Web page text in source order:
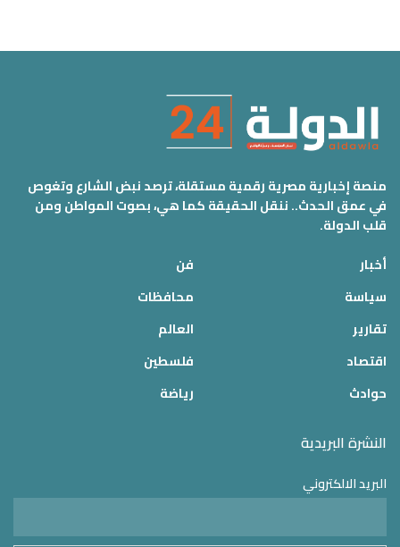
منصة إخبارية مصرية رقمية مستقلة، ترصد نبض الشارع وتغوص
في عمق الحدث.. ننقل الحقيقة كما هي، بصوت المواطن ومن
قلب الدولة.
أخبار
سياسة
تقارير
اقتصاد
حوادث
فن
محافظات
العالم
فلسطين
رياضة
النشرة البريدية
البريد الالكتروني